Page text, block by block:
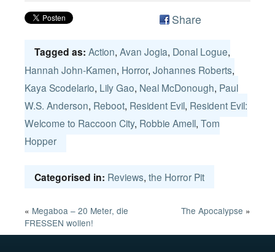
Share
Tagged as: Action, Avan Jogia, Donal Logue,
Hannah John-Kamen, Horror, Johannes Roberts,
Kaya Scodelario, Lily Gao, Neal McDonough, Paul
W.S. Anderson, Reboot, Resident Evil, Resident Evil:
Welcome to Raccoon City, Robbie Amell, Tom
Hopper
Categorised in: Reviews, the Horror Pit
« Megaboa – 20 Meter, die
FRESSEN wollen!
The Apocalypse »